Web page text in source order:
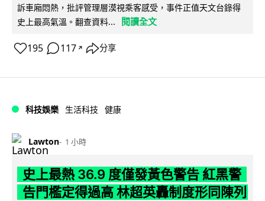
訴車廂悶熱，批評管理層漠視乘客感受，事件正值天文台錄得
史上最高氣溫。翻查資料...
閱讀全文
195 117 ↗ 分享
科技娛樂 生活科技 健康
Lawton 1 小時
史上最熱 36.9 度僅發黃色警告 紅黑警
告門檻定得過高 林超英轟制度形同陳列